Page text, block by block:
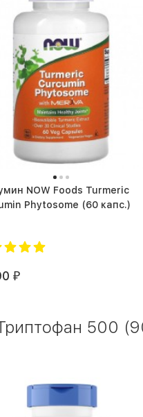
NOW Foods Turmeric
Curcumin Phytosome (60 капс.)
₽
500